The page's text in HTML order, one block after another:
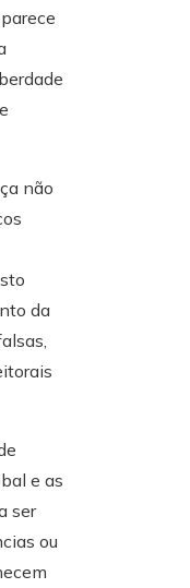
não
da
e as
ser
ou